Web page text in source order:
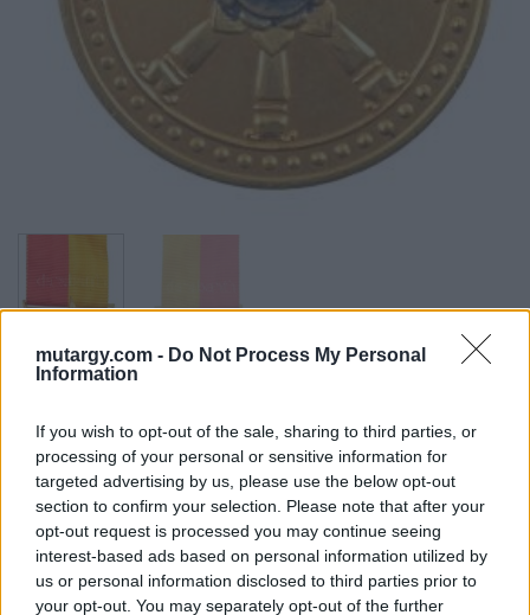
mutargy.com - Do Not Process My Personal
Information
If you wish to opt-out of the sale, sharing to third parties, or
processing of your personal or sensitive information for
targeted advertising by us, please use the below opt-out
section to confirm your selection. Please note that after your
opt-out request is processed you may continue seeing
interest-based ads based on personal information utilized by
us or personal information disclosed to third parties prior to
your opt-out. You may separately opt-out of the further
32984. tétel:
Thaiföld 1957. ’25.
Buddhista Évszázad
Ünnepi Emlékérem’
aranyozott Br kitüntetés
mellszalagon T:2 patina